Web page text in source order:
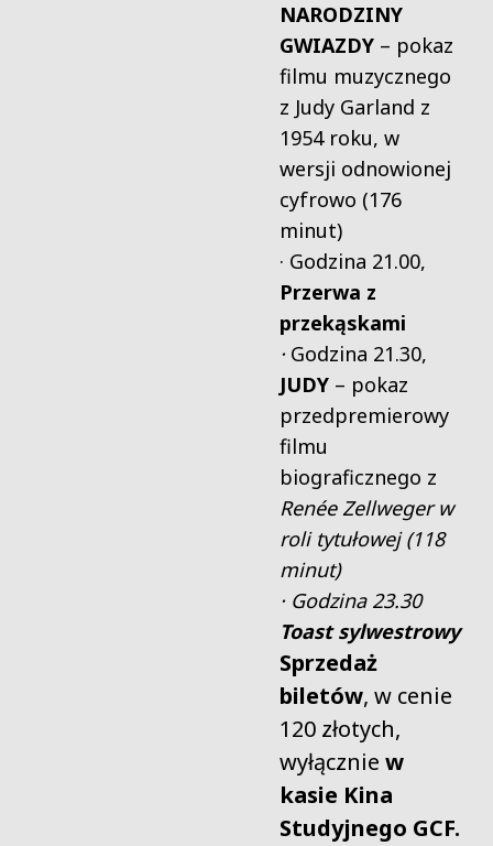
NARODZINY
GWIAZDY – pokaz
filmu muzycznego
z Judy Garland z
1954 roku, w
wersji odnowionej
cyfrowo (176
minut)
· Godzina 21.00,
Przerwa z
przekąskami
· Godzina 21.30,
JUDY – pokaz
przedpremierowy
filmu
biograficznego z
Renée Zellweger w
roli tytułowej (118
minut)
· Godzina 23.30
Toast sylwestrowy
Sprzedaż
biletów, w cenie
120 złotych,
wyłącznie w
kasie Kina
Studyjnego GCF.